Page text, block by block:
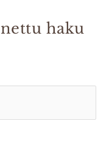
haku